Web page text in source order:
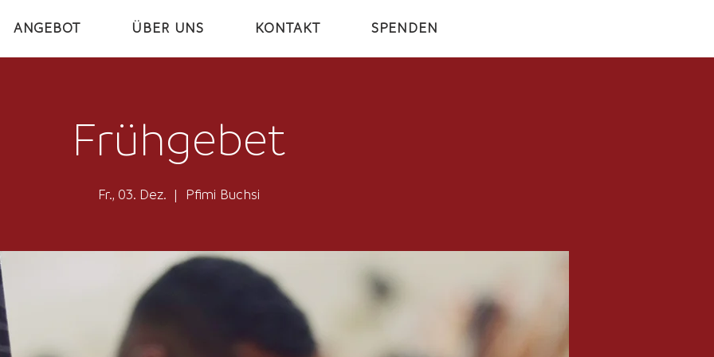
ANGEBOT ÜBER UNS KONTAKT SPENDEN
Frühgebet
Fr., 03. Dez.
  |
Pfimi Buchsi